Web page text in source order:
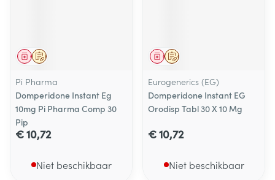
Op voorschrift
Geneesmiddel
Pi Pharma
Domperidone Instant Eg
10mg Pi Pharma Comp 30
Pip
€ 10,72
Niet beschikbaar
Op voorschrift
Geneesmiddel
Eurogenerics (EG)
Domperidone Instant EG
Orodisp Tabl 30 X 10 Mg
€ 10,72
Niet beschikbaar